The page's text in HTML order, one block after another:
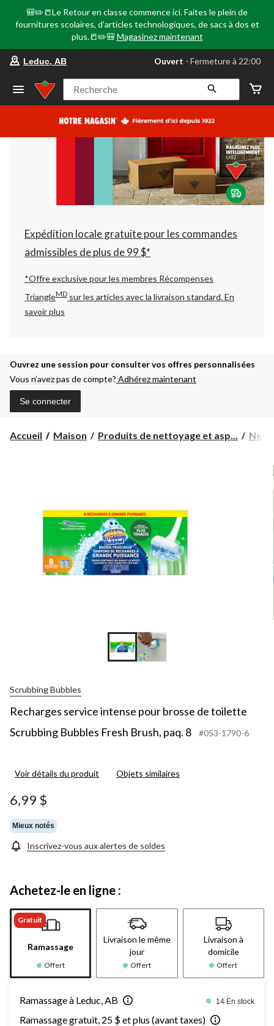
🎒✏️📒Le Retour en classe commence ici. Faites le plein de
fournitures scolaires, d'articles technologiques, de sacs à dos et
plus.📒✏️🎒 Magasinez maintenant
votre
préféré
Leduc,
AB,
courament
Fermeture
à
22:00
cliquer
pour
changer
Leduc, AB Ouvert ⋅ Fermeture à 22:00
Recherche
Expédition locale gratuite pour les commandes
admissibles de plus de 99 $*
*Offre exclusive pour les membres Récompenses
TriangleMD sur les articles avec la livraison standard.En
savoir plus
Ouvrez une session pour consulter vos offres personnalisées
Vous n’avez pas de compte? Adhérez maintenant
Se connecter
Accueil Maison Produits de nettoyage et asp...
Scrubbing Bubbles
Recharges service intense pour brosse de toilette
Scrubbing Bubbles Fresh Brush, paq. 8
#053-1790-6
Voir détails du produit Objets similaires
6,99 $
Mieux notés
Inscrivez-vous aux alertes de soldes
Achetez-le en ligne :
Gratuit
Ramassage
Offert
Livraison le même
jour
Offert
Livraison à
domicile
Offert
Ramassage à Leduc, AB 14 En stock
Ramassage gratuit, 25 $ et plus (avant taxes)